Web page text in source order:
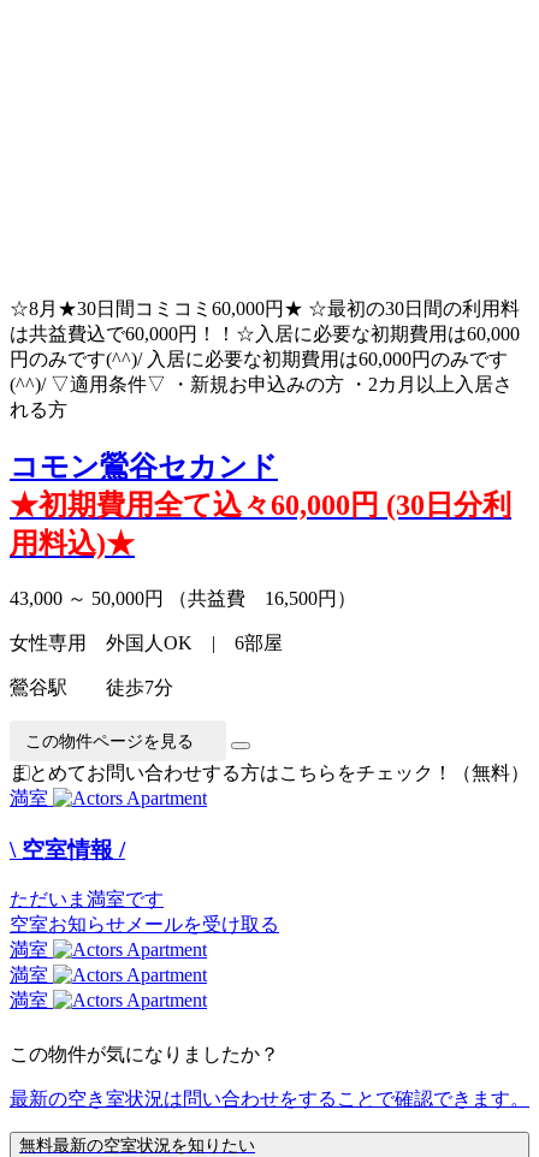
☆8月★30日間コミコミ60,000円★ ☆最初の30日間の利用料
は共益費込で60,000円！！☆入居に必要な初期費用は60,000
円のみです(^^)/ 入居に必要な初期費用は60,000円のみです
(^^)/ ▽適用条件▽ ・新規お申込みの方 ・2カ月以上入居さ
れる方
コモン鶯谷セカンド
★初期費用全て込々60,000円 (30日分利
用料込)★
43,000 ～ 50,000円 （共益費 16,500円）
女性専用 外国人OK | 6部屋
鶯谷駅 徒歩7分
この物件ページを見る
まとめてお問い合わせする方はこちらをチェック！（無料）
満室
\ 空室情報 /
ただいま満室です
空室お知らせメールを受け取る
満室
満室
満室
この物件が気になりましたか？
最新の空き室状況は問い合わせをすることで確認できます。
無料最新の空室状況を知りたい